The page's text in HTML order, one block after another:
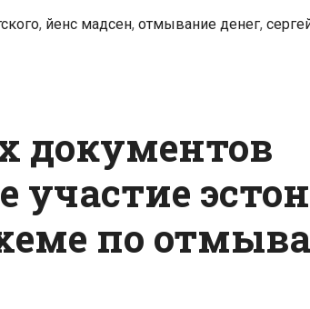
, йенс мадсен, отмывание денег,
документов
по